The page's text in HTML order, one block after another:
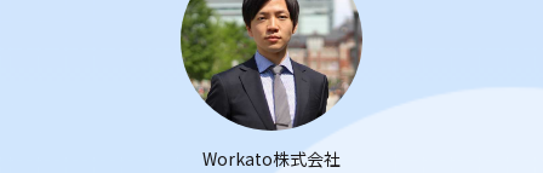
Workato株式会社